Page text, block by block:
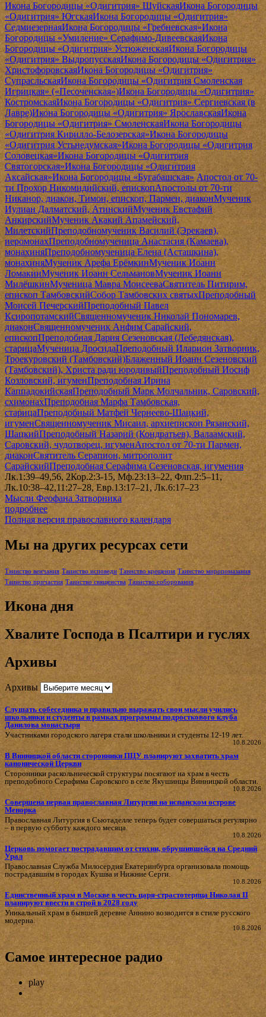
Икона Богородицы «Одигитрия» ШуйскаяИкона Богородицы
«Одигитрия» ЮгскаяИкона Богородицы «Одигитрия»
СедмиезернаяИкона Богородицы «Гребневская»Икона
Богородицы «Умиление» Серафимо-ДивеевскаяИкона
Богородицы «Одигитрия» УстюженскаяИкона Богородицы
«Одигитрия» ВыдропусскаяИкона Богородицы «Одигитрия»
ХристофоровскаяИкона Богородицы «Одигитрия»
СупрасльскаяИкона Богородицы «Одигитрия Смоленская
Игрицкая» («Песоченская»)Икона Богородицы «Одигитрия»
КостромскаяИкона Богородицы «Одигитрия» Сергиевская (в
Лавре)Икона Богородицы «Одигитрия» ЯрославскаяИкона
Богородицы «Одигитрия» СмоленскаяИкона Богородицы
«Одигитрия Кирилло-Белозерская»Икона Богородицы
«Одигитрия Устьнедумская»Икона Богородицы «Одигитрия
Соловецкая»Икона Богородицы «Одигитрия
Святогорская»Икона Богородицы «Одигитрия
Аксайская»Икона Богородицы «Бугабашская» Апостол от 70-
ти Прохор Никомидийский, епископАпостолы от 70-ти
Никанор, диакон, Тимон, епископ, Пармен, диаконМученик
Иулиан Далматский, АтинскийМученик Евстафий
АнкирскийМученик Акакий Апамейский,
МилетскийПреподобномученик Василий (Эрекаев),
иеромонахПреподобномученица Анастасия (Камаева),
монахиняПреподобномученица Елена (Асташкина),
монахиняМученик Арефа ЕрёмкинМученик Иоанн
ЛомакинМученик Иоанн СельмановМученик Иоанн
МилёшкинМученица Мавра МоисееваСвятитель Питирим,
епископ ТамбовскийСобор Тамбовских святыхПреподобный
Моисей ПечерскийПреподобный Павел
КсиропотамскийСвященномученик Николай Пономарев,
диаконСвященномученик Анфим Сарайский,
епископПреподобная Дария Сезеновская (Лебедянская),
старицаМученица ДросидаПреподобный Иларион Затворник,
Троекуровский (Тамбовский)Блаженный Иоанн Сезеновский
(Тамбовский), Христа ради юродивыйПреподобный Иосиф
Козловский, игуменПреподобная Ирина
КаппадокийскаяПреподобный Марк Молчальник, Саровский,
схимонахПреподобная Марфа Тамбовская,
старицаПреподобный Матфей Чернеево-Шацкий,
игуменСвященномученик Мисаил, архиепископ Рязанский,
ШацкийПреподобный Назарий (Кондратьев), Валаамский,
Саровский, чудотворец, игуменАпостол от 70-ти Пармен,
диаконСвятитель Серапион, митрополит
СарайскийПреподобная Серафима Сезеновская, игумения
Лк.1:39–49,56, 2Кор.2:3-15, Мф.23:13–22, Флп.2:5–11,
Лк.10:38–42,11:27–28, Евр.13:17–21, Лк.6:17–23
Мысли Феофана Затворника
подробнее
Полная версия православного календаря
Мы на других ресурсах сети
Таинство венчания Таинство исповеди Таинство крещения Таинство миропомазания
Таинство причастия Таинство священства Таинство соборования
Икона дня
Хвалите Господа в Псалтири и гуслях
Архивы
Архивы
Слушать собеседника и правильно выражать свои мысли учились
школьники и студенты в рамках программы подросткового клуба
Данилова монастыря
Участниками городского лагеря стали школьники и студенты 12-19 лет.
10.8.2026
В Винницкой области сторонники ПЦУ планируют захватить храм
канонической Церкви
Сторонники раскольнической структуры посягают на храм в честь
преподобного Серафима Саровского в селе Якушинцы Винницкой области.
10.8.2026
Совершена первая православная Литургия на испанском острове
Менорка
Православная Литургия в Сьютаделле теперь будет совершаться регулярно
– в первую субботу каждого месяца.
10.8.2026
Церковь помогает пострадавшим от стихии, обрушившейся на Средний
Урал
Православная Служба Милосердия Екатеринбурга организовала помощь
пострадавшим в городах Кушва и Нижние Серги.
10.8.2026
Единственный храм в Москве в честь царя-страстотерпца Николая II
планируют ввести в строй в 2028 году
Уникальный храм в бывшей деревне Аннино возводится в стиле русского
модерна.
10.8.2026
Самое интересное радио
play